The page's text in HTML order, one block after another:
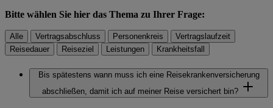
Bitte wählen Sie hier das Thema zu Ihrer Frage:
Alle Vertragsabschluss Personenkreis
Vertragslaufzeit
Reisedauer
Reiseziel Leistungen Krankheitsfall
Bis spätestens wann muss ich eine Reisekrankenversicherung
abschließen, damit ich auf meiner Reise versichert bin?